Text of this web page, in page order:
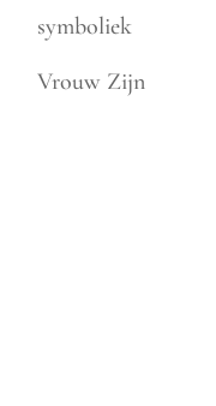
symboliek
Vrouw Zijn